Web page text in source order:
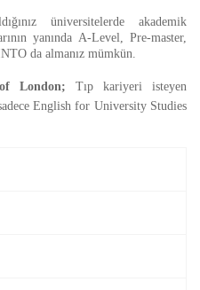
üniversitelerde akademik
yanında A-Level, Pre-master,
da almanız mümkün.
London; Tıp kariyeri isteyen
English for University Studies